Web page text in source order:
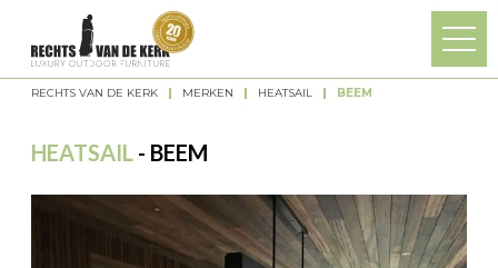
Overslaan en naar de algemene inhoud gaan
RECHTS VAN DE KERK MERKEN HEATSAIL BEEM
HEATSAIL- BEEM